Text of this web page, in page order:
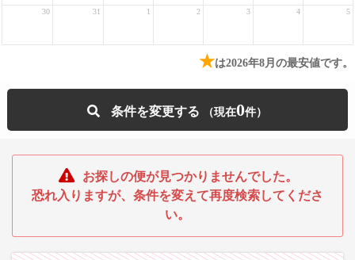
30 31 1 2 3 4 5
★は2026年8月の最安値です。
条件を変更する 0
お探しの便が見つかりませんでした。
恐れ入りますが、条件を変えて再度検索してくださ
い。